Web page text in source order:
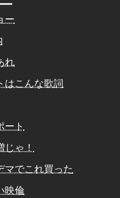
ー
れ
はこんな歌詞
ート
ゃ！
マでこれ買った
映倫